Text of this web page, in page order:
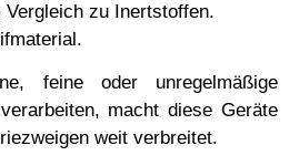
zu Inertstoffen.
feine oder unregelmäßige
macht diese Geräte
weit verbreitet.